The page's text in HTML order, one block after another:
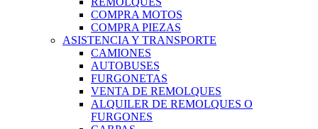
COMPRA MOTOS
COMPRA PIEZAS
ASISTENCIA Y TRANSPORTE
CAMIONES
AUTOBUSES
FURGONETAS
VENTA DE REMOLQUES
ALQUILER DE REMOLQUES O
FURGONES